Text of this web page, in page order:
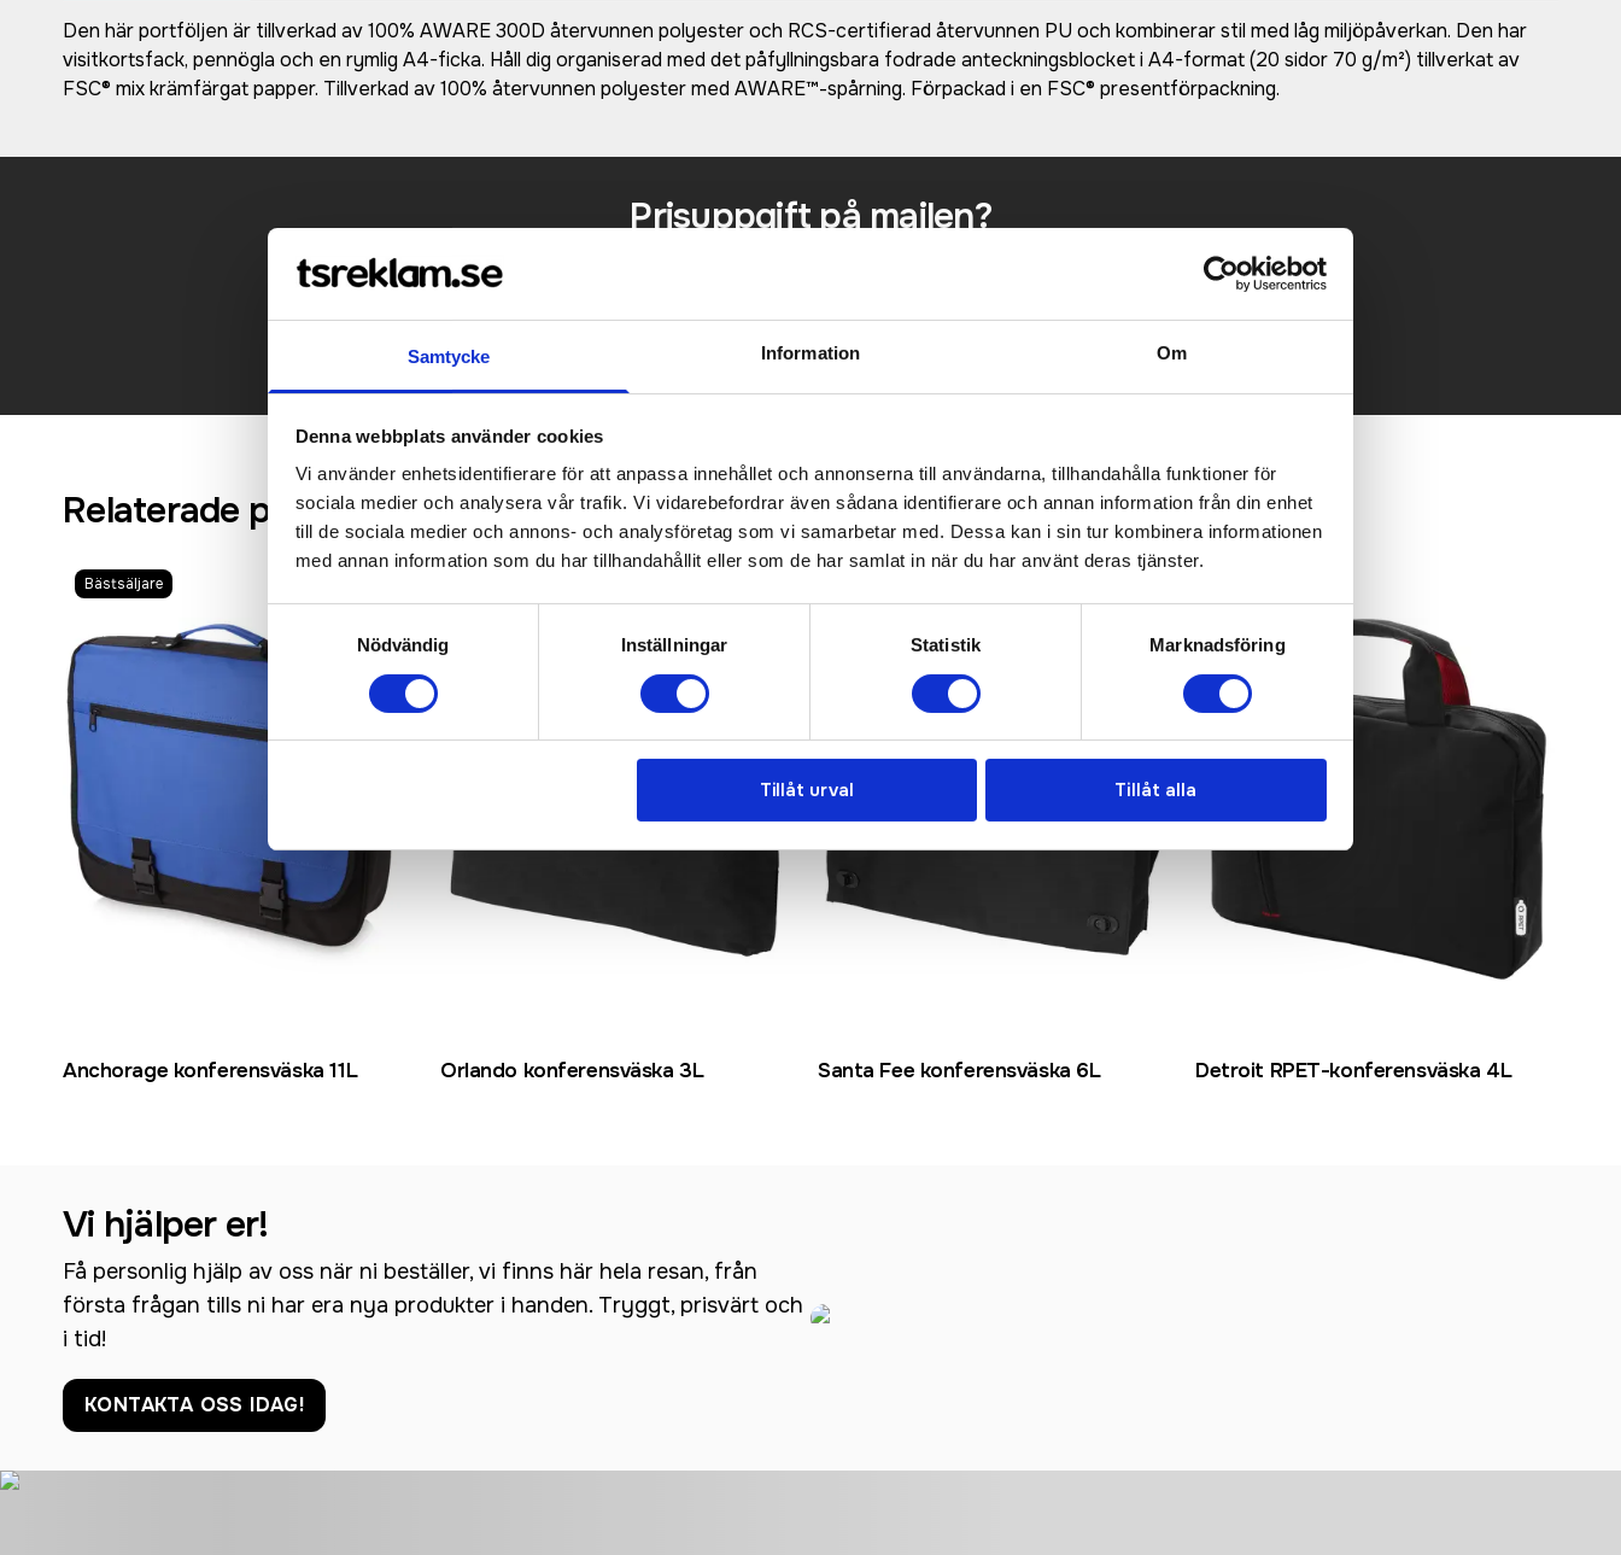
Samtycke Information Om
Denna webbplats använder cookies
Vi använder enhetsidentifierare för att anpassa innehållet och annonserna till användarna, tillhandahålla funktioner för
sociala medier och analysera vår trafik. Vi vidarebefordrar även sådana identifierare och annan information från din enhet
till de sociala medier och annons- och analysföretag som vi samarbetar med. Dessa kan i sin tur kombinera informationen
med annan information som du har tillhandahållit eller som de har samlat in när du har använt deras tjänster.
Nödvändig
Inställningar Statistik Marknadsföring
Tillåt urval Tillåt alla
Den här portföljen är tillverkad av 100% AWARE 300D återvunnen polyester och RCS-certifierad återvunnen PU och kombinerar stil med låg miljöpåverkan. Den har
visitkortsfack, pennögla och en rymlig A4-ficka. Håll dig organiserad med det påfyllningsbara fodrade anteckningsblocket i A4-format (20 sidor 70 g/m²) tillverkat av
FSC® mix krämfärgat papper. Tillverkad av 100% återvunnen polyester med AWARE™-spårning. Förpackad i en FSC® presentförpackning.
Prisuppgift på mailen?
Kontakta oss här för att få förslag på produkt och pris över mailen.
KONTAKTA OSS
Relaterade produkter
Bästsäljare
Anchorage konferensväska 11L Orlando konferensväska 3L Santa Fee konferensväska 6L Detroit RPET-konferensväska 4L
Vi hjälper er!
Få personlig hjälp av oss när ni beställer, vi finns här hela resan, från
första frågan tills ni har era nya produkter i handen. Tryggt, prisvärt och
i tid!
KONTAKTA OSS IDAG!